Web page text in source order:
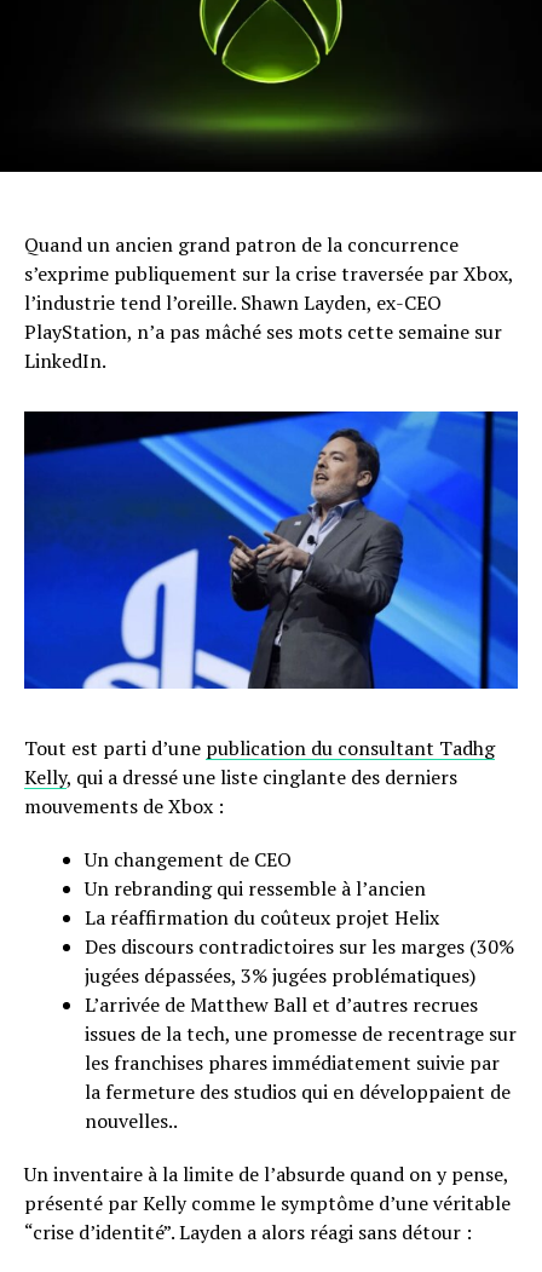
Quand un ancien grand patron de la concurrence
s’exprime publiquement sur la crise traversée par Xbox,
l’industrie tend l’oreille. Shawn Layden, ex-CEO
PlayStation, n’a pas mâché ses mots cette semaine sur
LinkedIn.
Tout est parti d’une publication du consultant Tadhg
Kelly, qui a dressé une liste cinglante des derniers
mouvements de Xbox :
Un changement de CEO
Un rebranding qui ressemble à l’ancien
La réaffirmation du coûteux projet Helix
Des discours contradictoires sur les marges (30%
jugées dépassées, 3% jugées problématiques)
L’arrivée de Matthew Ball et d’autres recrues
issues de la tech, une promesse de recentrage sur
les franchises phares immédiatement suivie par
la fermeture des studios qui en développaient de
nouvelles..
Un inventaire à la limite de l’absurde quand on y pense,
présenté par Kelly comme le symptôme d’une véritable
“crise d’identité”. Layden a alors réagi sans détour :